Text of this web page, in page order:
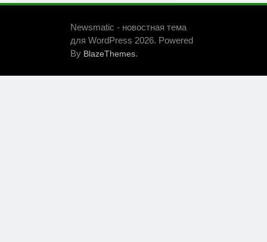
Newsmatic - новостная тема
для WordPress 2026. Powered
By BlazeThemes.